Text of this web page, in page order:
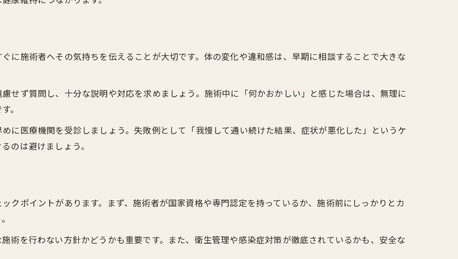
に施術者へその気持ちを伝えることが大切です。体の変化や違和感は、早期に相談することで大きな
せず質問し、十分な説明や対応を求めましょう。施術中に「何かおかしい」と感じた場合は、無理に
。
に医療機関を受診しましょう。失敗例として「我慢して通い続けた結果、症状が悪化した」というケ
のは避けましょう。
クポイントがあります。まず、施術者が国家資格や専門認定を持っているか、施術前にしっかりとカ
術を行わない方針かどうかも重要です。また、衛生管理や感染症対策が徹底されているかも、安全な